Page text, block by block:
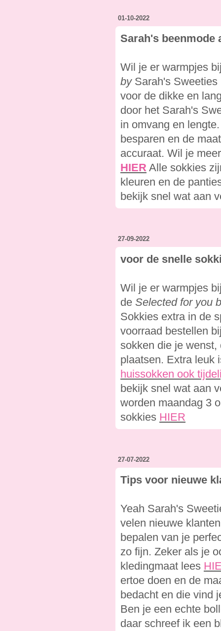
01-10-2022
Sarah's beenmode
Wil je er warmpjes
bySarah's Sweeties
voor de dikke en
door het Sarah's
in omvang en
besparen en de
accuraat. Wil je
HIER Alle sokkies
kleuren en de
bekijk snel wat aan
27-09-2022
voor de snelle
Wil je er warmpjes
de Selected for you
Sokkies extra in de
voorraad bestellen
sokken die je wenst,
plaatsen. Extra leuk
huissokken ook
bekijk snel wat aan
worden maandag 3
sokkies HIER
27-07-2022
Tips voor nieuwe
Yeah Sarah's
velen nieuwe
bepalen van je
zo fijn. Zeker als je
kledingmaat lees
ertoe doen en de
bedacht en die vind
Ben je een echte
daar schreef ik een